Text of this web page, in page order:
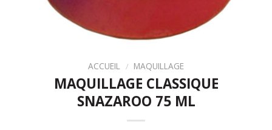
ACCUEIL / MAQUILLAGE
MAQUILLAGE CLASSIQUE
SNAZAROO 75 ML